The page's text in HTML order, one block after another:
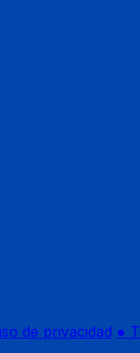
de privacidad ●